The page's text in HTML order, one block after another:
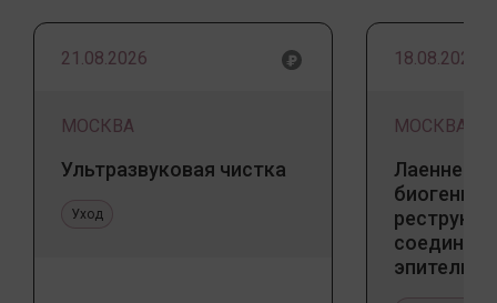
21.08.2026
МОСКВА
Ультразвуковая чистка
Уход
18.08.2026
МОСКВА
Лаеннек
биогенный